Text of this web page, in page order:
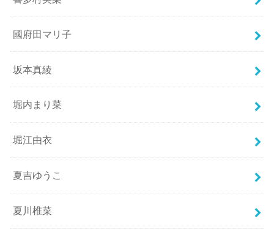
國府田マリ子
坂本真綾
堀内まり菜
堀江由衣
夏吉ゆうこ
夏川椎菜